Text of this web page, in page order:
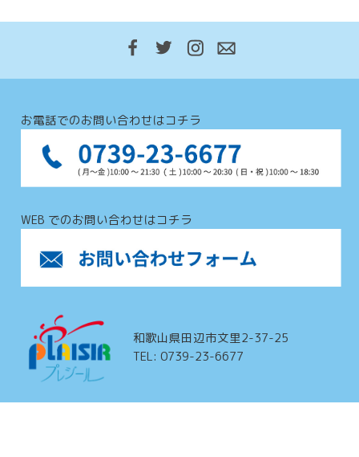
お電話でのお問い合わせはコチラ
WEB でのお問い合わせはコチラ
和歌山県田辺市文里2-37-25
TEL: 0739-23-6677